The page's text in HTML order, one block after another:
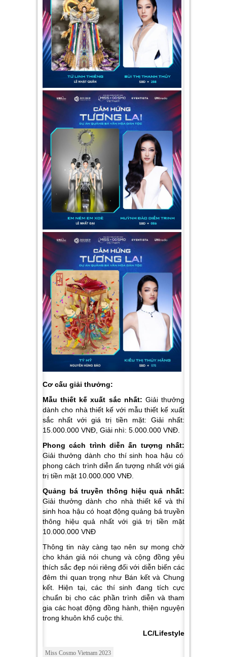
Cơ cấu giải thưởng:
Mẫu thiết kế xuất sắc nhất: Giải thưởng
dành cho nhà thiết kế với mẫu thiết kế xuất
sắc nhất với giá trị tiền mặt: Giải nhất:
15.000.000 VNĐ, Giải nhì: 5.000.000 VNĐ.
Phong cách trình diễn ấn tượng nhất:
Giải thưởng dành cho thí sinh hoa hậu có
phong cách trình diễn ấn tượng nhất với giá
trị tiền mặt 10.000.000 VNĐ.
Quảng bá truyền thông hiệu quả nhất:
Giải thưởng dành cho nhà thiết kế và thí
sinh hoa hậu có hoạt động quảng bá truyền
thông hiệu quả nhất với giá trị tiền mặt
10.000.000 VNĐ
Thông tin này càng tạo nên sự mong chờ
cho khán giả nói chung và cộng đồng yêu
thích sắc đẹp nói riêng đối với diễn biến các
đêm thi quan trọng như Bán kết và Chung
kết. Hiện tại, các thí sinh đang tích cực
chuẩn bị cho các phần trình diễn và tham
gia các hoạt động đồng hành, thiện nguyện
trong khuôn khổ cuộc thi.
LC/Lifestyle
Miss Cosmo Vietnam 2023